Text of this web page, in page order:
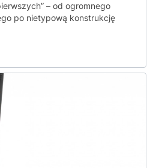
– od ogromnego
po nietypową konstrukcję